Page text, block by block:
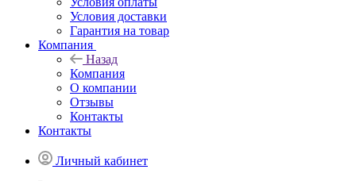
Условия доставки
Гарантия на товар
Компания
Назад
Компания
О компании
Отзывы
Контакты
Контакты
Личный кабинет